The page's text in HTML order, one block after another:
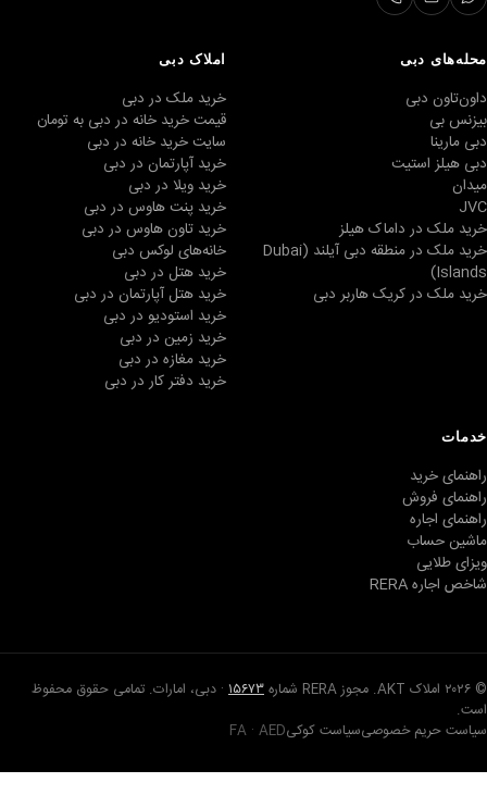
محله‌های دبی
داون‌تاون دبی
بیزنس بی
دبی مارینا
دبی هیلز استیت
میدان
JVC
خرید ملک در داماک هیلز
خرید ملک در منطقه دبی آیلند (Dubai
Islands)
خرید ملک در کریک هاربر دبی
املاک دبی
خرید ملک در دبی
قیمت خرید خانه در دبی به تومان
سایت خرید خانه در دبی
خرید آپارتمان در دبی
خرید ویلا در دبی
خرید پنت هاوس در دبی
خرید تاون هاوس در دبی
خانه‌های لوکس دبی
خرید هتل در دبی
خرید هتل آپارتمان در دبی
خرید استودیو در دبی
خرید زمین در دبی
خرید مغازه در دبی
خرید دفتر کار در دبی
خدمات
راهنمای خرید
راهنمای فروش
راهنمای اجاره
ماشین حساب
ویزای طلایی
شاخص اجاره RERA
© ۲۰۲۶ املاک AKT. مجوز RERA شماره ۱۵۶۷۳ · دبی، امارات. تمامی حقوق محفوظ
است.
سیاست حریم خصوصیسیاست کوکیFA · AED